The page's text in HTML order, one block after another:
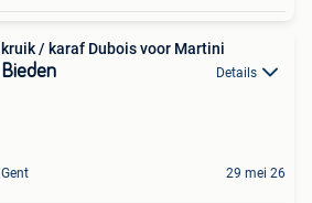
kruik / karaf Dubois voor Martini
Bieden Details
Gent 29 mei 26